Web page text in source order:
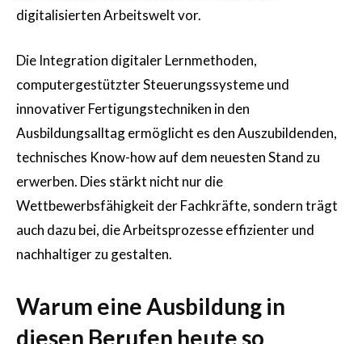
digitalisierten Arbeitswelt vor.
Die Integration digitaler Lernmethoden,
computergestützter Steuerungssysteme und
innovativer Fertigungstechniken in den
Ausbildungsalltag ermöglicht es den Auszubildenden,
technisches Know-how auf dem neuesten Stand zu
erwerben. Dies stärkt nicht nur die
Wettbewerbsfähigkeit der Fachkräfte, sondern trägt
auch dazu bei, die Arbeitsprozesse effizienter und
nachhaltiger zu gestalten.
Warum eine Ausbildung in
diesen Berufen heute so